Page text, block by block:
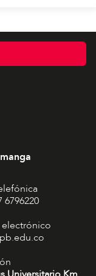
6796220